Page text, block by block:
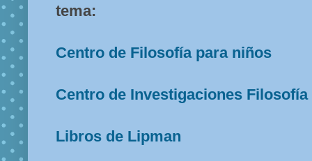
tema:
Centro de Filosofía para niños
Centro de Investigaciones
Libros de Lipman